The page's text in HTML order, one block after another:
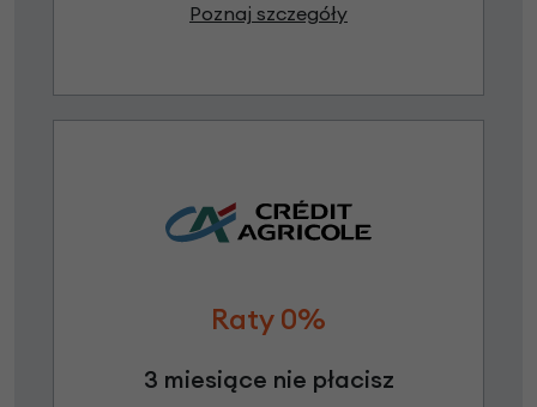
Poznaj szczegóły
Raty 0%
3 miesiące nie płacisz